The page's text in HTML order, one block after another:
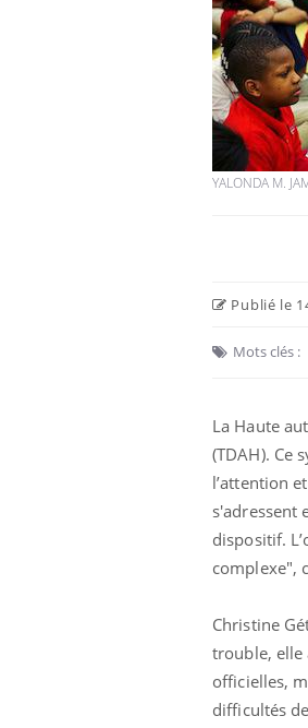
YALONDA M.
Publié le
Mots clés :
La Haute
(TDAH). Ce
l’attention
s'adressent
dispositif.
complexe",
Christine
trouble, elle
officielles,
difficultés